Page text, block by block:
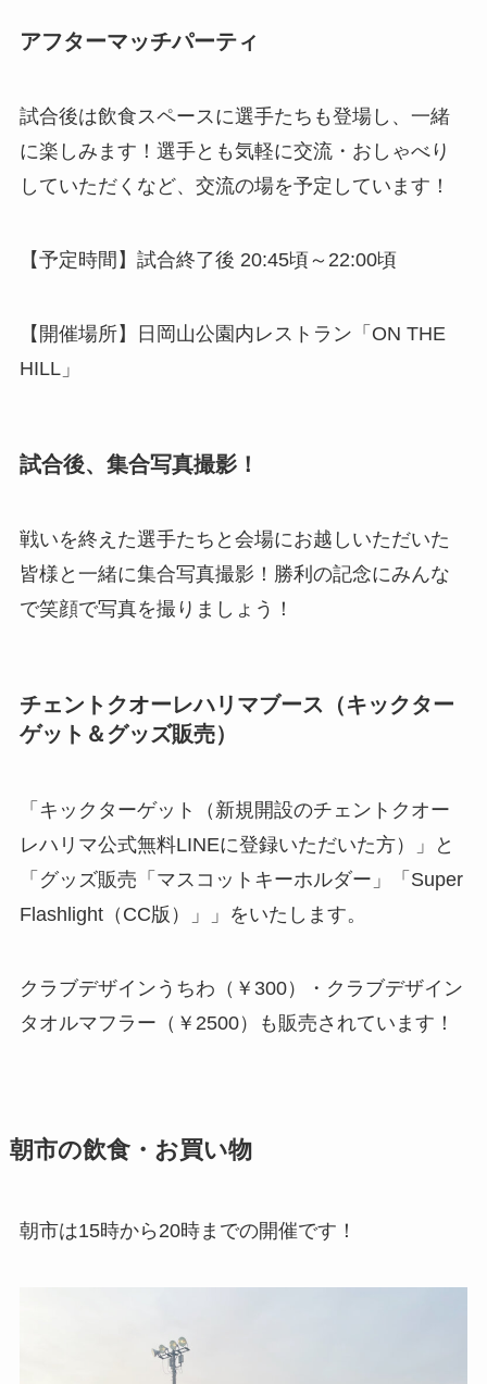
アフターマッチパーティ
試合後は飲食スペースに選手たちも登場し、一緒
に楽しみます！選手とも気軽に交流・おしゃべり
していただくなど、交流の場を予定しています！
【予定時間】試合終了後 20:45頃～22:00頃
【開催場所】日岡山公園内レストラン「ON THE
HILL」
試合後、集合写真撮影！
戦いを終えた選手たちと会場にお越しいただいた
皆様と一緒に集合写真撮影！勝利の記念にみんな
で笑顔で写真を撮りましょう！
チェントクオーレハリマブース（キックター
ゲット＆グッズ販売）
「キックターゲット（新規開設のチェントクオー
レハリマ公式無料LINEに登録いただいた方）」と
「グッズ販売「マスコットキーホルダー」「Super
Flashlight（CC版）」」をいたします。
クラブデザインうちわ（￥300）・クラブデザイン
タオルマフラー（￥2500）も販売されています！
朝市の飲食・お買い物
朝市は15時から20時までの開催です！